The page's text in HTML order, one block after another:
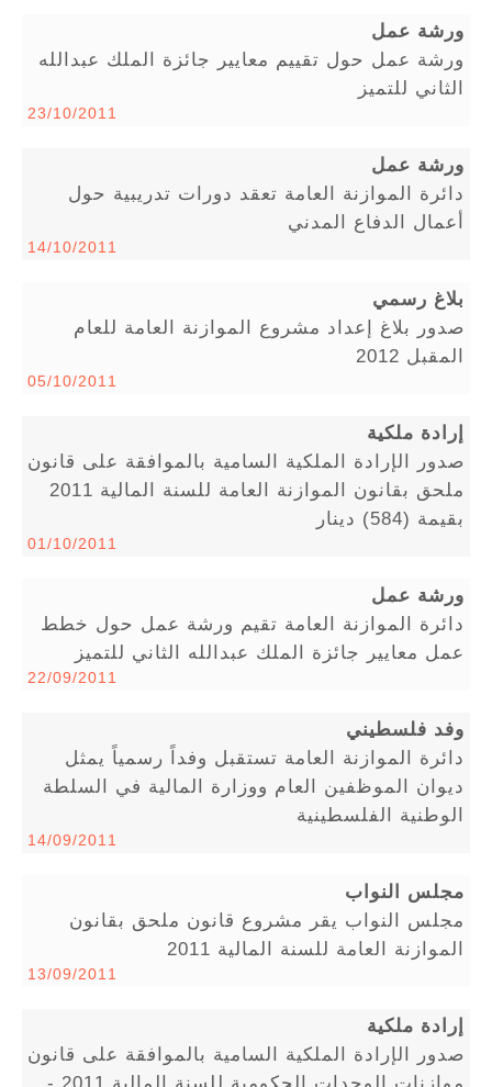
ورشة عمل
ورشة عمل حول تقييم معايير جائزة الملك عبدالله
الثاني للتميز
23/10/2011
ورشة عمل
دائرة الموازنة العامة تعقد دورات تدريبية حول
أعمال الدفاع المدني
14/10/2011
بلاغ رسمي
صدور بلاغ إعداد مشروع الموازنة العامة للعام
المقبل 2012
05/10/2011
إرادة ملكية
صدور الإرادة الملكية السامية بالموافقة على قانون
ملحق بقانون الموازنة العامة للسنة المالية 2011
بقيمة (584) دينار
01/10/2011
ورشة عمل
دائرة الموازنة العامة تقيم ورشة عمل حول خطط
عمل معايير جائزة الملك عبدالله الثاني للتميز
22/09/2011
وفد فلسطيني
دائرة الموازنة العامة تستقبل وفداً رسمياً يمثل
ديوان الموظفين العام ووزارة المالية في السلطة
الوطنية الفلسطينية
14/09/2011
مجلس النواب
مجلس النواب يقر مشروع قانون ملحق بقانون
الموازنة العامة للسنة المالية 2011
13/09/2011
إرادة ملكية
صدور الإرادة الملكية السامية بالموافقة على قانون
موازنات الوحدات الحكومية للسنة المالية 2011 -